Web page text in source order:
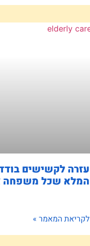
עזרה לקשישים
המלא שכל משפחה
לקריאת המאמר »